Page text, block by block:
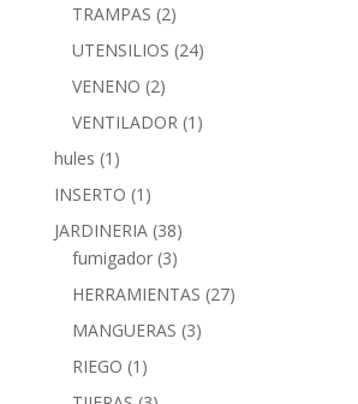
TRAMPAS (2)
UTENSILIOS (24)
VENENO (2)
VENTILADOR (1)
hules (1)
INSERTO (1)
JARDINERIA (38)
fumigador (3)
HERRAMIENTAS (27)
MANGUERAS (3)
RIEGO (1)